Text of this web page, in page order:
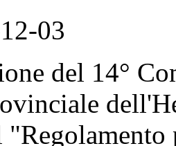
03
del 14°